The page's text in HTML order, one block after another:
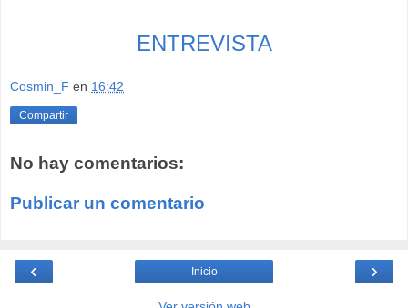
ENTREVISTA
Cosmin_F en 16:42
Compartir
No hay comentarios:
Publicar un comentario
‹ ›
Inicio